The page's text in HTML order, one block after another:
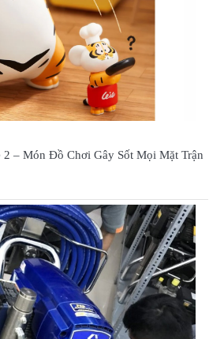
2 – Món Đồ Chơi Gây Sốt Mọi Mặt Trận